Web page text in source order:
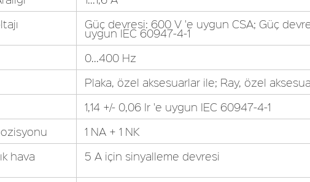
Güç devresi: 600 V 'e uygun CSA; Güç
uygun IEC 60947-4-1
0...400 Hz
Plaka, özel aksesuarlar ile; Ray, özel
1,14 +/- 0,06 Ir 'e uygun IEC 60947-4-1
1 NA + 1 NK
hava
5 A için sinyalleme devresi